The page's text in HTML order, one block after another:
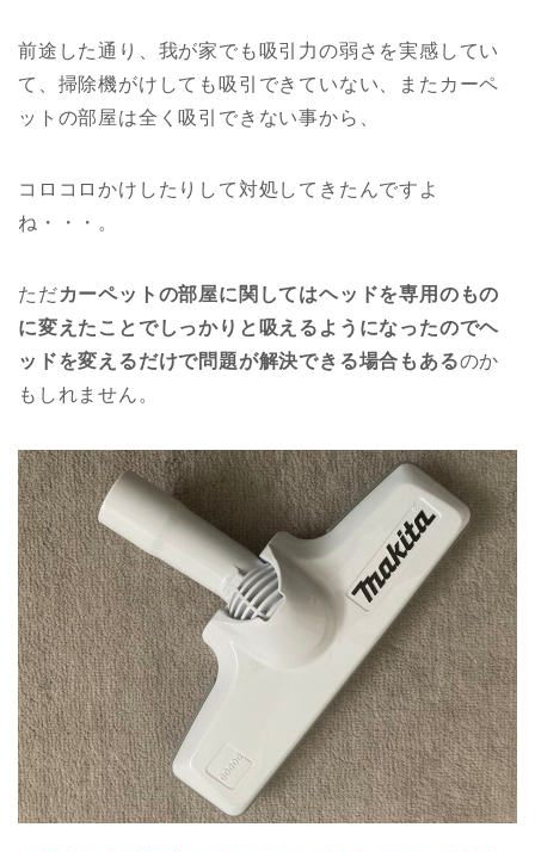
前途した通り、我が家でも吸引力の弱さを実感してい
て、掃除機がけしても吸引できていない、またカーペ
ットの部屋は全く吸引できない事から、
コロコロかけしたりして対処してきたんですよ
ね・・・。
ただカーペットの部屋に関してはヘッドを専用のもの
に変えたことでしっかりと吸えるようになったのでヘ
ッドを変えるだけで問題が解決できる場合もあるのか
もしれません。